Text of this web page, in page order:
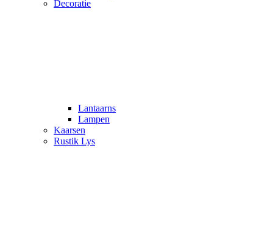
Decoratie
Lantaarns
Lampen
Kaarsen
Rustik Lys